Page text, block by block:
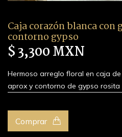
Caja corazón blanca
contorno gypso
$ 3,300 MXN
Hermoso arreglo floral en caja
aprox y contorno de gypso rosita
Comprar